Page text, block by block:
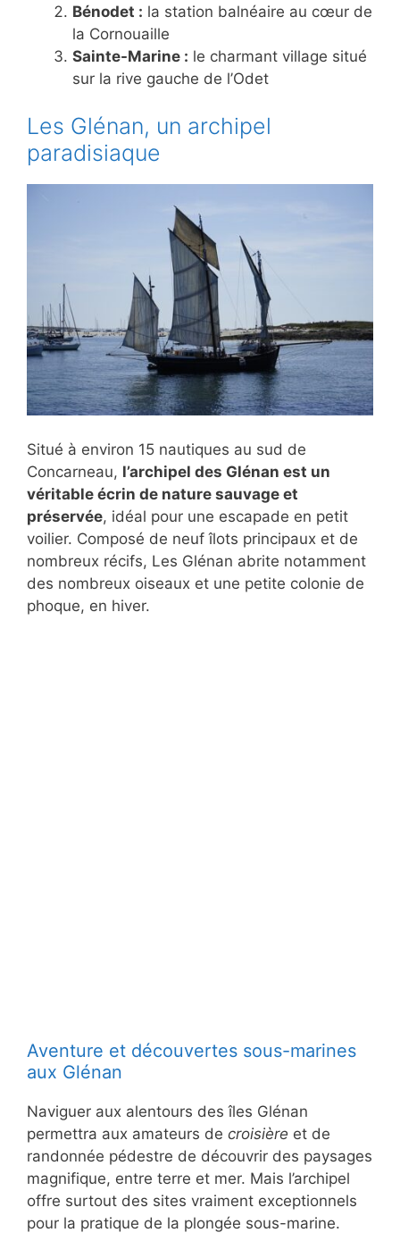
Bénodet : la station balnéaire au cœur de
la Cornouaille
Sainte-Marine : le charmant village situé
sur la rive gauche de l’Odet
Les Glénan, un archipel
paradisiaque
Situé à environ 15 nautiques au sud de
Concarneau, l’archipel des Glénan est un
véritable écrin de nature sauvage et
préservée, idéal pour une escapade en petit
voilier. Composé de neuf îlots principaux et de
nombreux récifs, Les Glénan abrite notamment
des nombreux oiseaux et une petite colonie de
phoque, en hiver.
Aventure et découvertes sous-marines
aux Glénan
Naviguer aux alentours des îles Glénan
permettra aux amateurs de croisière et de
randonnée pédestre de découvrir des paysages
magnifique, entre terre et mer. Mais l’archipel
offre surtout des sites vraiment exceptionnels
pour la pratique de la plongée sous-marine.